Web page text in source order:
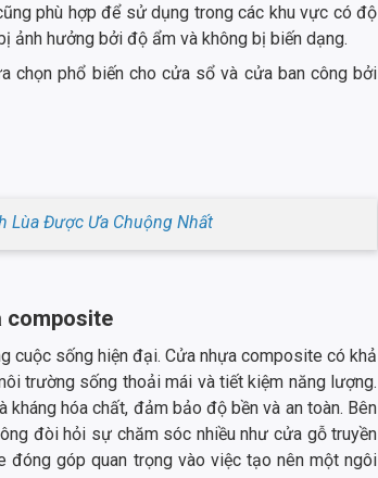
phù hợp để sử dụng trong các khu vực có độ
ảnh hưởng bởi độ ẩm và không bị biến dạng.
chọn phổ biến cho cửa sổ và cửa ban công bởi
Lùa Được Ưa Chuộng Nhất
composite
cuộc sống hiện đại. Cửa nhựa composite có khả
trường sống thoải mái và tiết kiệm năng lượng.
hóa chất, đảm bảo độ bền và an toàn. Bên
đòi hỏi sự chăm sóc nhiều như cửa gỗ truyền
góp quan trọng vào việc tạo nên một ngôi